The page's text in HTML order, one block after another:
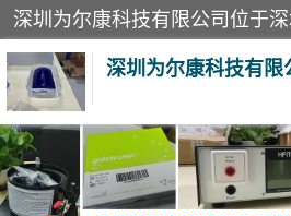
深圳为尔康科技有限
教学模型 实